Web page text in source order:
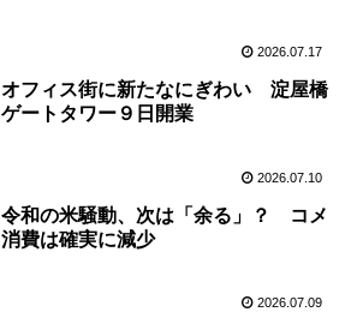
2026.07.17
オフィス街に新たなにぎわい 淀屋橋
ゲートタワー９日開業
2026.07.10
令和の米騒動、次は「余る」？ コメ
消費は確実に減少
2026.07.09